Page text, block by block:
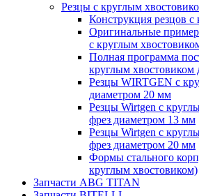
Резцы с круглым
Конструкция резцов
Оригинальные
с круглым
Полная программа
круглым
Резцы WIRTGEN с
диаметром 20 мм
Резцы Wirtgen с
фрез диаметром 13 мм
Резцы Wirtgen с
фрез диаметром 20 мм
Формы стального
круглым хвостовиком)
Запчасти ABG TITAN